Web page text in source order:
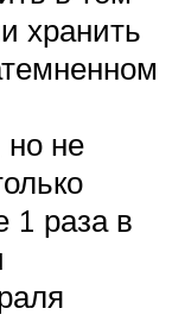
хранить
но не
1 раза в